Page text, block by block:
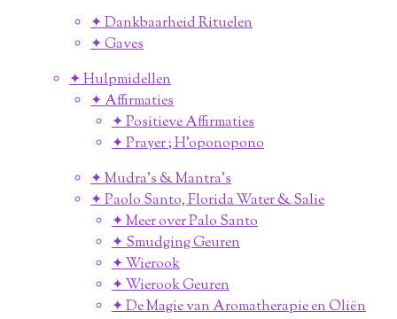
✦ Dankbaarheid Rituelen
✦ Gaves
✦ Hulpmidellen
✦ Affirmaties
✦ Positieve Affirmaties
✦ Prayer ; H'oponopono
✦ Mudra's & Mantra's
✦ Paolo Santo, Florida Water & Salie
✦ Meer over Palo Santo
✦ Smudging Geuren
✦ Wierook
✦ Wierook Geuren
✦ De Magie van Aromatherapie en Oliën